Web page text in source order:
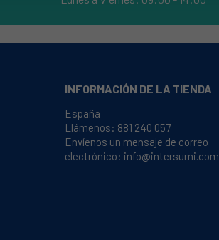
INFORMACIÓN DE LA TIENDA
España
Llámenos: 881 240 057
Envíenos un mensaje de correo
electrónico: info@intersumi.com